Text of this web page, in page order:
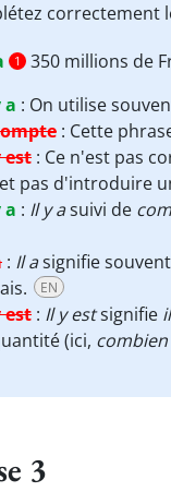
correctement
1 350 millions de
a : On utilise
: Cette
est : Ce n'est pas
pas d'introduire
a : Il y asuivi de
: Il asignifie souvent
EN
est : Il y estsignifie
(ici, combien
3